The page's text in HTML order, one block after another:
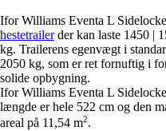
Ifor Williams Eventa L
hestetrailerder kan laste 1450 |
kg. Trailerens egenvægt i
2050 kg, som er ret fornuftig i
solide opbygning.
Ifor Williams Eventa L
længde er hele 522 cm og den
areal på 11,54 m2.